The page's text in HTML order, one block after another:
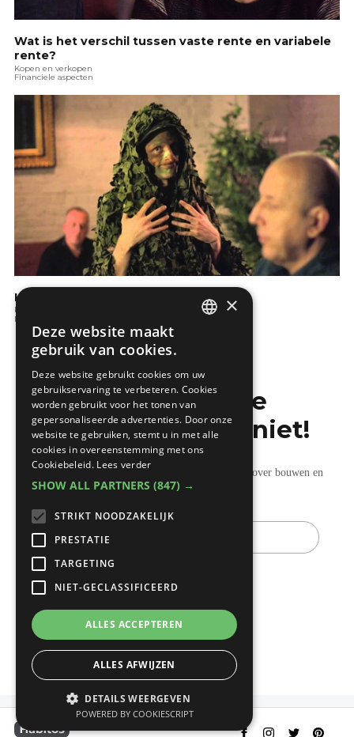
Wat is het verschil tussen vaste rente en variabele
rente?
Kopen en verkopen
Financiele aspecten
KBC: Wat is een hypothecaire lening?
Kopen en verkopen
Financiele aspecten
Mis de laatste
bouwnieuwtjes niet!
Ontvang onze wekelijkse updates vol nuttige tips over bouwen en
verbouwen.
E-
mail
×
Deze website maakt
gebruik van cookies.
Deze website gebruikt cookies om uw
gebruikservaring te verbeteren. Cookies
worden gebruikt voor het tonen van
gepersonaliseerde advertenties. Door onze
website te gebruiken, stemt u in met alle
cookies in overeenstemming met ons
Cookiebeleid. Lees verder
SHOW ALL PARTNERS (847) →
STRIKT NOODZAKELIJK
PRESTATIE
TARGETING
NIET-GECLASSIFICEERD
ALLES ACCEPTEREN
ALLES AFWIJZEN
DETAILS WEERGEVEN
POWERED BY COOKIESCRIPT